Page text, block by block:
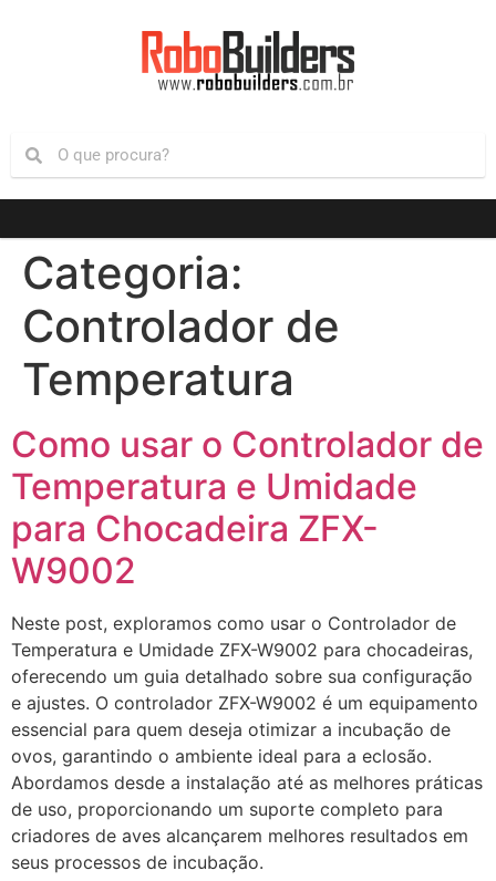
Categoria:
Controlador de
Temperatura
Como usar o Controlador de
Temperatura e Umidade
para Chocadeira ZFX-
W9002
Neste post, exploramos como usar o Controlador de
Temperatura e Umidade ZFX-W9002 para chocadeiras,
oferecendo um guia detalhado sobre sua configuração
e ajustes. O controlador ZFX-W9002 é um equipamento
essencial para quem deseja otimizar a incubação de
ovos, garantindo o ambiente ideal para a eclosão.
Abordamos desde a instalação até as melhores práticas
de uso, proporcionando um suporte completo para
criadores de aves alcançarem melhores resultados em
seus processos de incubação.